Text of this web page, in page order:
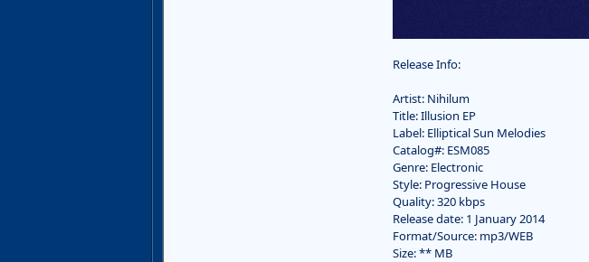
Release Info:
Artist: Nihilum
Title: Illusion EP
Label: Elliptical Sun Melodies
Catalog#: ESM085
Genre: Electronic
Style: Progressive House
Quality: 320 kbps
Release date: 1 January 2014
Format/Source: mp3/WEB
Size: ** MB